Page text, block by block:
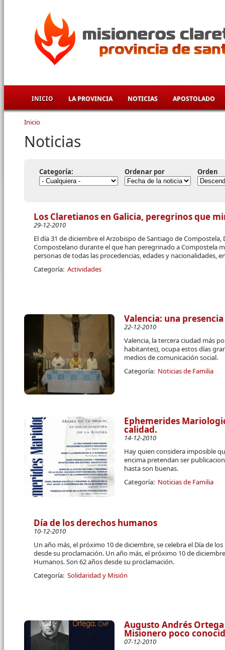
INICIO LA PROVINCIA NOTICIAS APOSTOLADO
Se encuentra usted aquí
Inicio
Noticias
Categoría: Ordenar por Orden
Los Claretianos en Galicia, peregrinos que
29-12-2010
El día 31 de diciembre el Arzobispo de Santiago de Compostela,
Compostelano durante el que han peregrinado a Compostela
personas de todas las procedencias, edades y nacionalidades,
Categoría: Actividades
Valencia: una
22-12-2010
Valencia, la tercera ciudad más
habitantes), ocupa estos días
medios de comunicación social.
Categoría: Noticias de Familia
Ephemerides
calidad.
14-12-2010
Hay quien considera imposible
encima pretendan ser
hasta son buenas.
Categoría: Noticias de Familia
Día de los derechos humanos
10-12-2010
Un año más, el próximo 10 de diciembre, se celebra el Día de
desde su proclamación. Un año más, el próximo 10 de
Humanos. Son 62 años desde su proclamación.
Categoría: Solidaridad y Misión
Augusto Andrés
Misionero poco
07-12-2010